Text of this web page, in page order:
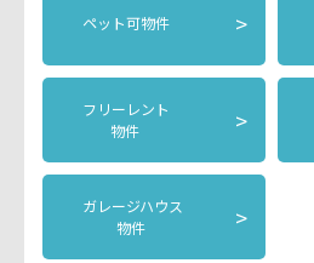
ペット可物件 >
フリーレント
物件
>
ガレージハウス
物件
>